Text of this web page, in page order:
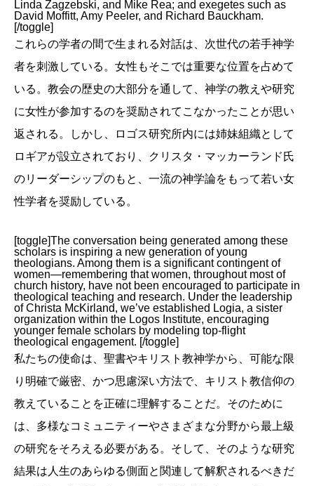
Linda Zagzebski, and Mike Rea; and exegetes such as
David Moffitt, Amy Peeler, and Richard Bauckham.
[/toggle]
これらの学者の間で生まれる対話は、次世代の若手神学
者を刺激している。女性もそこでは重要な位置を占めて
いる。教会の歴史の大部分を通して、神学の教えや研究
に女性が参加するのを奨励されてこなかったことが思い
返される。しかし、ロゴス研究所内には姉妹組織として
ロギアが設立されており、クリスタ・マッカーランド氏
のリーダーシップのもと、一流の神学論をもって若い女
性学者を奨励している。
[toggle]The conversation being generated among these
scholars is inspiring a new generation of young
theologians. Among them is a significant contingent of
women—remembering that women, throughout most of
church history, have not been encouraged to participate in
theological teaching and research. Under the leadership
of Christa McKirland, we’ve established Logia, a sister
organization within the Logos Institute, encouraging
younger female scholars by modeling top-flight
theological engagement. [/toggle]
私たちの使命は、聖書やキリスト教神学から、可能な限
り明確で厳密、かつ思慮深い方法で、キリスト教信仰の
教えていることを正確に理解することだ。そのために
は、多様なコミュニティーやさまざまな分野から最上級
の研究をそろえる必要がある。そして、そのような研究
結果は人生のあらゆる側面と関連して解釈されるべきだ